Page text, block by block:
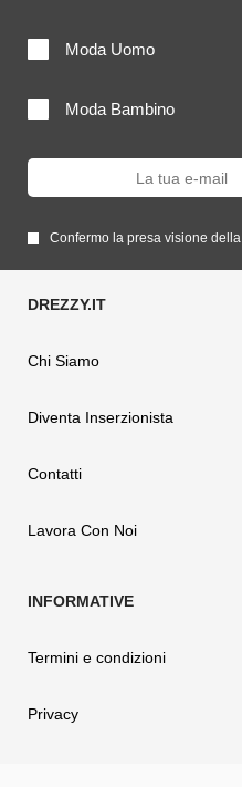
Moda Uomo
Moda Bambino
Confermo la presa visione della
Chi Siamo
Diventa Inserzionista
Contatti
Lavora Con Noi
Termini e condizioni
Privacy